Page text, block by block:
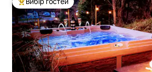
Топ вибір гостей